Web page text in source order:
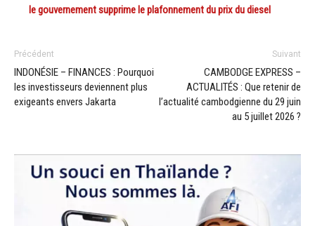
le gouvernement supprime le plafonnement du prix du diesel
Précédent
INDONÉSIE – FINANCES : Pourquoi
les investisseurs deviennent plus
exigeants envers Jakarta
Suivant
CAMBODGE EXPRESS –
ACTUALITÉS : Que retenir de
l’actualité cambodgienne du 29 juin
au 5 juillet 2026 ?